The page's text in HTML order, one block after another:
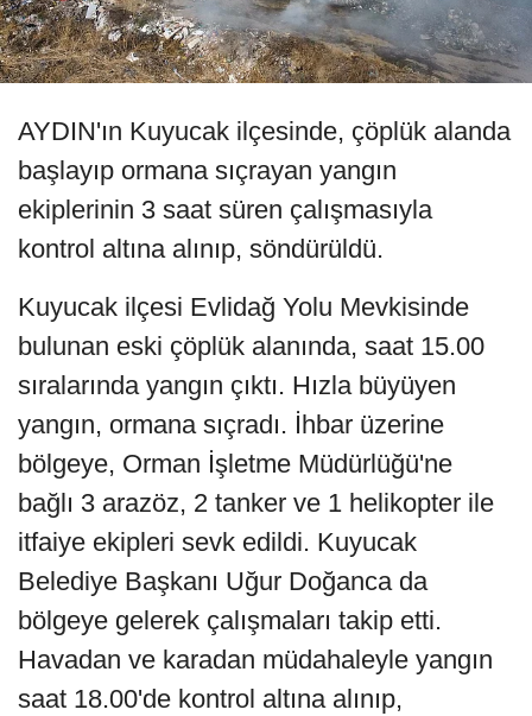
AYDIN'ın Kuyucak ilçesinde, çöplük alanda
başlayıp ormana sıçrayan yangın
ekiplerinin 3 saat süren çalışmasıyla
kontrol altına alınıp, söndürüldü.
Kuyucak ilçesi Evlidağ Yolu Mevkisinde
bulunan eski çöplük alanında, saat 15.00
sıralarında yangın çıktı. Hızla büyüyen
yangın, ormana sıçradı. İhbar üzerine
bölgeye, Orman İşletme Müdürlüğü'ne
bağlı 3 arazöz, 2 tanker ve 1 helikopter ile
itfaiye ekipleri sevk edildi. Kuyucak
Belediye Başkanı Uğur Doğanca da
bölgeye gelerek çalışmaları takip etti.
Havadan ve karadan müdahaleyle yangın
saat 18.00'de kontrol altına alınıp,